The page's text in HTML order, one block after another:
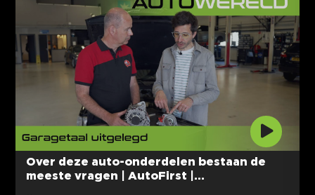
Over deze auto-onderdelen bestaan de
meeste vragen | AutoFirst |...